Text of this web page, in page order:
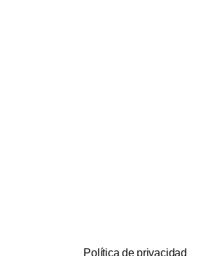
Política de privacidad